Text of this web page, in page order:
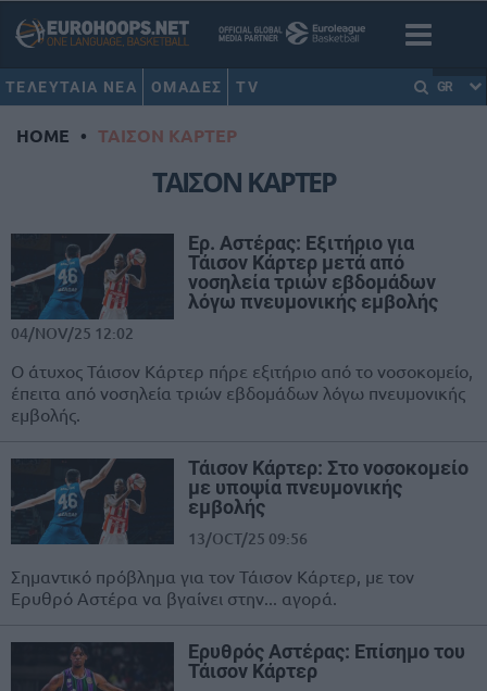
ΤΕΛΕΥΤΑΙΑ ΝΕΑ ΟΜΑΔΕΣ TV GR
HOME • ΤΑΙΣΟΝ ΚΑΡΤΕΡ
ΤΑΙΣΟΝ ΚΑΡΤΕΡ
Ερ. Αστέρας: Εξιτήριο για
Τάισον Κάρτερ μετά από
νοσηλεία τριών εβδομάδων
λόγω πνευμονικής εμβολής
04/NOV/25 12:02
Ο άτυχος Τάισον Κάρτερ πήρε εξιτήριο από το νοσοκομείο,
έπειτα από νοσηλεία τριών εβδομάδων λόγω πνευμονικής
εμβολής.
Τάισον Κάρτερ: Στο νοσοκομείο
με υποψία πνευμονικής
εμβολής
13/OCT/25 09:56
Σημαντικό πρόβλημα για τον Τάισον Κάρτερ, με τον
Ερυθρό Αστέρα να βγαίνει στην... αγορά.
Ερυθρός Αστέρας: Επίσημο του
Τάισον Κάρτερ